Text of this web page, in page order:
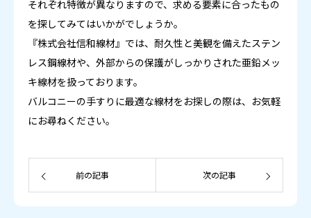
それぞれ特徴が異なりますので、求める要素に合ったもの
を探してみてはいかがでしょうか。
『株式会社信和線材』では、耐久性と美観を備えたステン
レス鋼線材や、外部からの保護がしっかりされた亜鉛メッ
キ線材を扱っております。
バルコニーの手すりに最適な線材をお探しの際は、お気軽
にお尋ねください。
前の記事 次の記事